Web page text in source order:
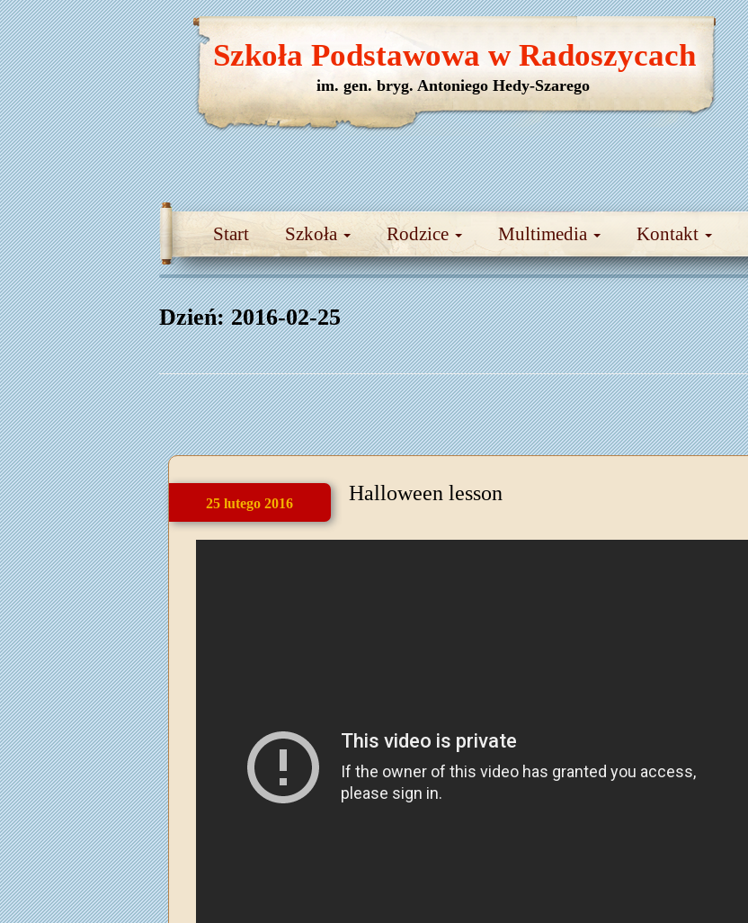
Start Szkoła Rodzice Multimedia Kontakt
Szkoła Podstawowa w Radoszycach
im. gen. bryg. Antoniego Hedy-Szarego
Dzień:2016-02-25
25 lutego 2016 Halloween lesson